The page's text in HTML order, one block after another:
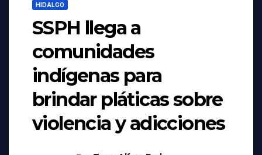
HIDALGO
SSPH llega a
comunidades
indígenas para
brindar pláticas sobre
violencia y adicciones